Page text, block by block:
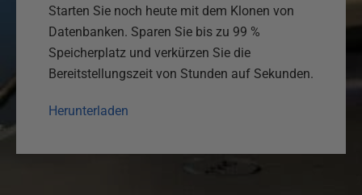
Starten Sie noch heute mit dem Klonen von
Datenbanken. Sparen Sie bis zu 99 %
Speicherplatz und verkürzen Sie die
Bereitstellungszeit von Stunden auf Sekunden.
Herunterladen